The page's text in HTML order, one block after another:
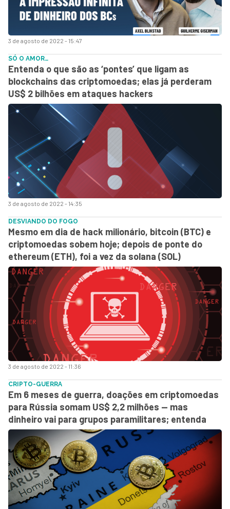
3 de agosto de 2022 - 15:47
3 de agosto de 2022 - 14:35
SÓ O AMOR…
Entenda o que são as ‘pontes’ que ligam as
blockchains das criptomoedas; elas já perderam
US$ 2 bilhões em ataques hackers
3 de agosto de 2022 - 11:36
DESVIANDO DO FOGO
Mesmo em dia de hack milionário, bitcoin (BTC) e
criptomoedas sobem hoje; depois de ponte do
ethereum (ETH), foi a vez da solana (SOL)
CRIPTO-GUERRA
Em 6 meses de guerra, doações em criptomoedas
para Rússia somam US$ 2,2 milhões — mas
dinheiro vai para grupos paramilitares; entenda